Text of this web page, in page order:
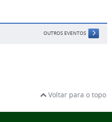
OUTROS EVENTOS
Voltar para o topo